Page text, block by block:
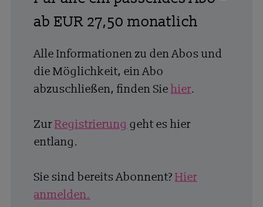
ab EUR 27,50 monatlich
Alle Informationen zu den Abos und
die Möglichkeit, ein Abo
abzuschließen, finden Sie hier.
ZurRegistrierung geht es hier
entlang.
Sie sind bereits Abonnent? Hier
anmelden.